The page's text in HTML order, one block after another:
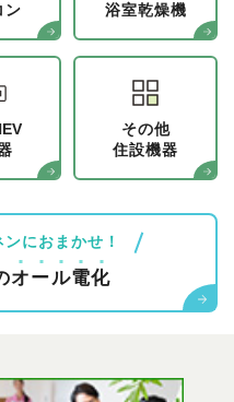
ン 浴室乾燥機
その他
住設機器
におまかせ！
オール電化